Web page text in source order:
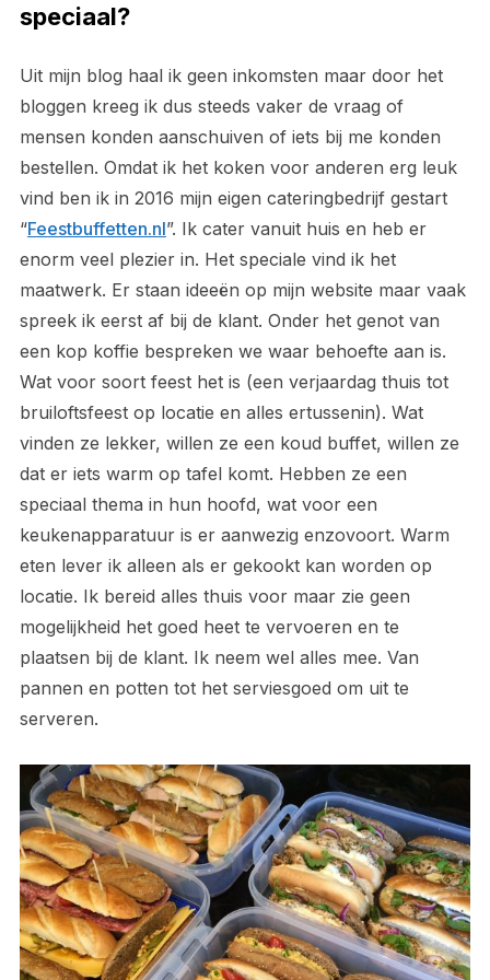
speciaal?
Uit mijn blog haal ik geen inkomsten maar door het
bloggen kreeg ik dus steeds vaker de vraag of
mensen konden aanschuiven of iets bij me konden
bestellen. Omdat ik het koken voor anderen erg leuk
vind ben ik in 2016 mijn eigen cateringbedrijf gestart
“Feestbuffetten.nl”. Ik cater vanuit huis en heb er
enorm veel plezier in. Het speciale vind ik het
maatwerk. Er staan ideeën op mijn website maar vaak
spreek ik eerst af bij de klant. Onder het genot van
een kop koffie bespreken we waar behoefte aan is.
Wat voor soort feest het is (een verjaardag thuis tot
bruiloftsfeest op locatie en alles ertussenin). Wat
vinden ze lekker, willen ze een koud buffet, willen ze
dat er iets warm op tafel komt. Hebben ze een
speciaal thema in hun hoofd, wat voor een
keukenapparatuur is er aanwezig enzovoort. Warm
eten lever ik alleen als er gekookt kan worden op
locatie. Ik bereid alles thuis voor maar zie geen
mogelijkheid het goed heet te vervoeren en te
plaatsen bij de klant. Ik neem wel alles mee. Van
pannen en potten tot het serviesgoed om uit te
serveren.